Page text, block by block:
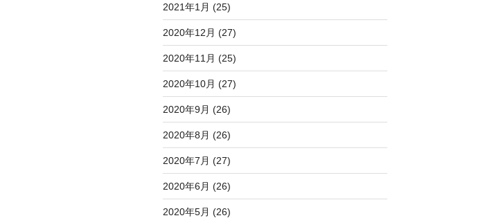
2021年1月 (25)
2020年12月 (27)
2020年11月 (25)
2020年10月 (27)
2020年9月 (26)
2020年8月 (26)
2020年7月 (27)
2020年6月 (26)
2020年5月 (26)